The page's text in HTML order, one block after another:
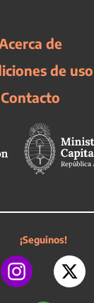
de
de uso
Contacto
¡Seguinos!